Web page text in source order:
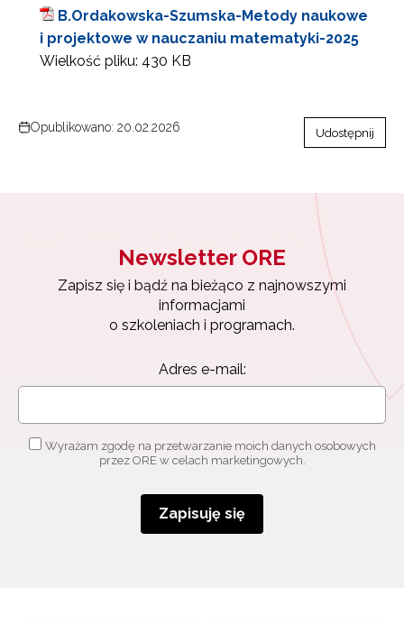
B.Ordakowska-Szumska-Metody naukowe
i projektowe w nauczaniu matematyki-2025
Wielkość pliku: 430 KB
Opublikowano: 20.02.2026 Udostępnij
Newsletter ORE
Zapisz się i bądź na bieżąco z najnowszymi
informacjami
o szkoleniach i programach.
Adres e-mail:
Wyrażam zgodę na przetwarzanie moich danych osobowych
przez ORE w celach marketingowych.
Zapisuję się
Newsletter ORE
Wyrażam zgodę na przetwarzanie moich danych
osobowych przez ORE w celach marketingowych.